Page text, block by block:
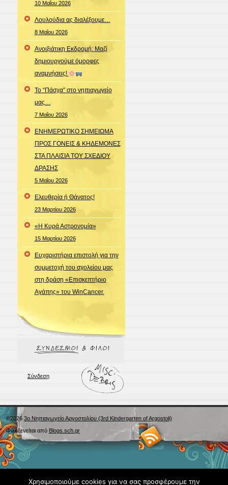
10 Μαΐου 2026
Λουλούδια ας διαλέξουμε…
8 Μαΐου 2026
Ανοιξιάτικη Εκδρομή: Μαζί
δημιουργούμε όμορφες
αναμνήσεις!
Το “Πάσχα” στο νηπιαγωγείο
μας…
7 Μαΐου 2026
ΕΝΗΜΕΡΩΤΙΚΟ ΣΗΜΕΙΩΜΑ
ΠΡΟΣ ΓΟΝΕΙΣ & ΚΗΔΕΜΟΝΕΣ
ΣΤΑ ΠΛΑΙΣΙΑ ΤΟΥ ΣΧΕΔΙΟΥ
ΔΡΑΣΗΣ
5 Μαΐου 2026
Ελευθερία ή Θάνατος!
23 Μαρτίου 2026
«Η Κυρά Αστρονομία»
15 Μαρτίου 2026
Ευχαριστήρια επιστολή για την
συμμετοχή του σχολείου μας
στη δράση «Επισκεπτήριο
Αγάπης» του WinCancer.
Σύνδεση
©2026 3ο Νηπιαγωγείο Αργοστολίου (3rd Kindergarten of Argostoli)
Φιλοξενείται από Blogs.sch.gr
Χρησιμοποιούμε cookies για να σας προσφέρουμε την